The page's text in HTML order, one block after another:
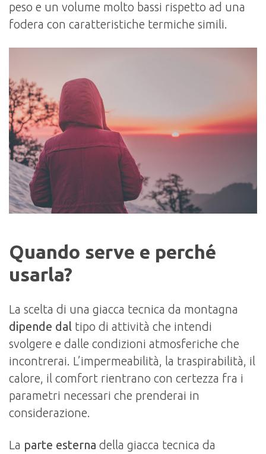
peso e un volume molto bassi rispetto ad una
fodera con caratteristiche termiche simili.
Quando serve e perché
usarla?
La scelta di una giacca tecnica da montagna
dipende dal tipo di attività che intendi
svolgere e dalle condizioni atmosferiche che
incontrerai. L’impermeabilità, la traspirabilità, il
calore, il comfort rientrano con certezza fra i
parametri necessari che prenderai in
considerazione.
La parte esterna della giacca tecnica da